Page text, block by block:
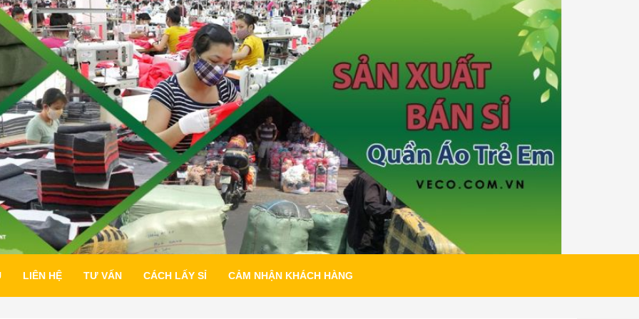
LIÊN HỆ TƯ VẤN CÁCH LẤY SỈ CẢM NHẬN KHÁCH HÀNG